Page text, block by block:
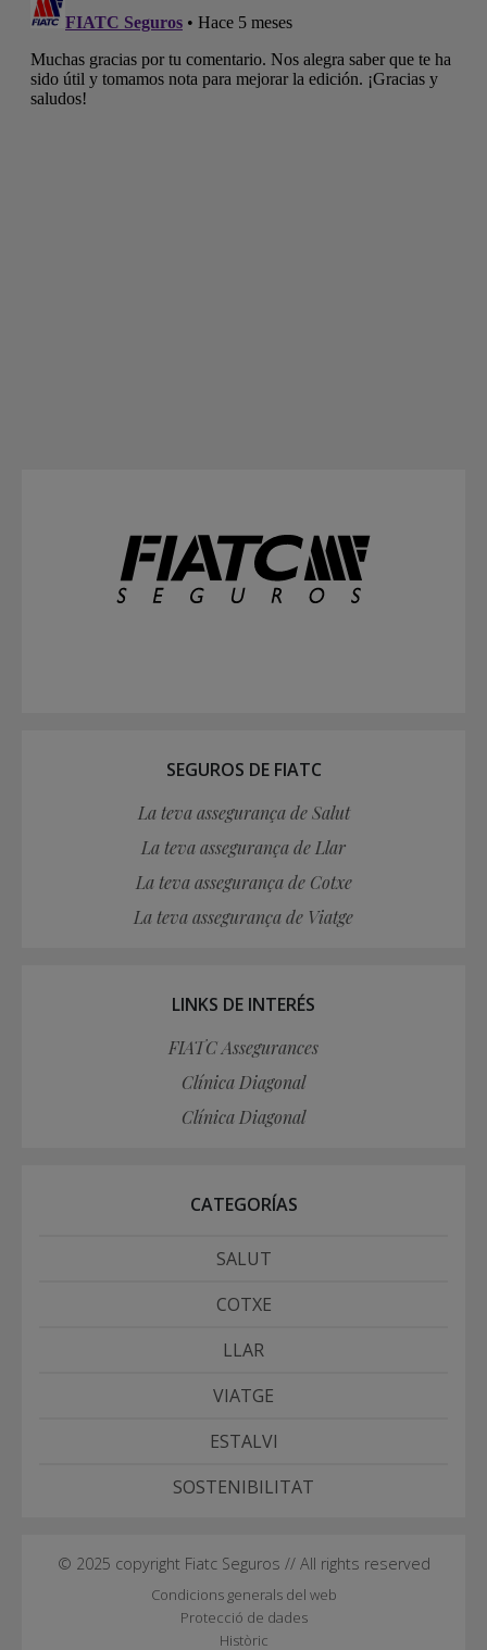
SEGUROS DE FIATC
La teva assegurança de Salut
La teva assegurança de Llar
La teva assegurança de Cotxe
La teva assegurança de Viatge
LINKS DE INTERÉS
FIATC Assegurances
Clínica Diagonal
Clínica Diagonal
CATEGORÍAS
SALUT
COTXE
LLAR
VIATGE
ESTALVI
SOSTENIBILITAT
© 2025 copyright Fiatc Seguros // All rights reserved
Condicions generals del web
Protecció de dades
Històric